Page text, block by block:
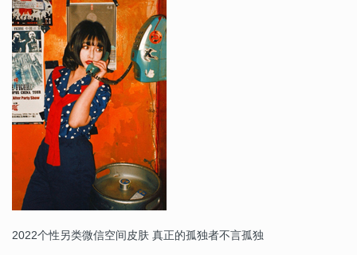
2022个性另类微信空间皮肤 真正的孤独者不言孤独